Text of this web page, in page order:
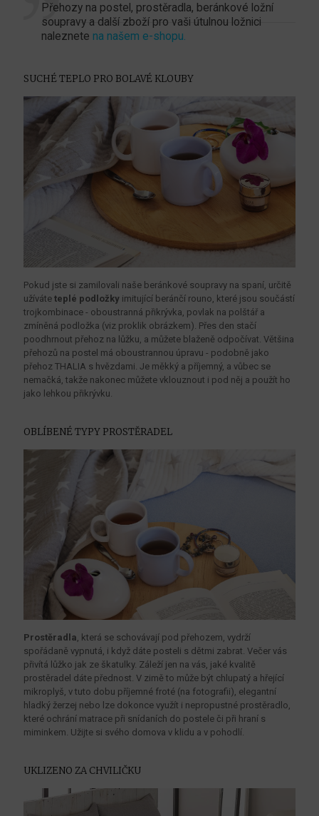
Přehozy na postel, prostěradla, beránkové ložní
soupravy a další zboží pro vaši útulnou ložnici
naleznete na našem e-shopu.
SUCHÉ TEPLO PRO BOLAVÉ KLOUBY
Pokud jste si zamilovali naše beránkové soupravy na spaní, určitě
užíváte teplé podložky imitující beránčí rouno, které jsou součástí
trojkombinace - oboustranná přikrývka, povlak na polštář a
zmíněná podložka (viz proklik obrázkem). Přes den stačí
poodhrnout přehoz na lůžku, a můžete blaženě odpočívat. Většina
přehozů na postel má oboustrannou úpravu - podobně jako
přehoz THALIA s hvězdami. Je měkký a příjemný, a vůbec se
nemačká, takže nakonec můžete vklouznout i pod něj a použít ho
jako lehkou přikrývku.
OBLÍBENÉ TYPY PROSTĚRADEL
Prostěradla, která se schovávají pod přehozem, vydrží
spořádaně vypnutá, i když dáte posteli s dětmi zabrat. Večer vás
přivítá lůžko jak ze škatulky. Záleží jen na vás, jaké kvalitě
prostěradel dáte přednost. V zimě to může být chlupatý a hřející
mikroplyš, v tuto dobu příjemné froté (na fotografii), elegantní
hladký žerzej nebo lze dokonce využít i nepropustné prostěradlo,
které ochrání matrace při snídaních do postele či při hraní s
miminkem. Užijte si svého domova v klidu a v pohodlí.
UKLIZENO ZA CHVILIČKU